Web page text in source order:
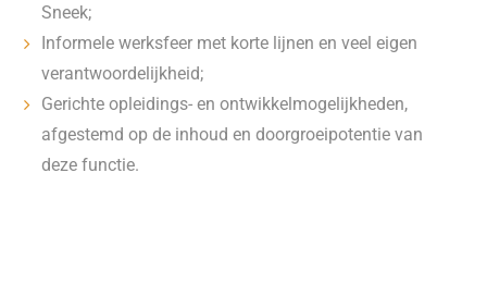
Sneek;
Informele werksfeer met korte lijnen en veel eigen
verantwoordelijkheid;
Gerichte opleidings- en ontwikkelmogelijkheden,
afgestemd op de inhoud en doorgroeipotentie van
deze functie.